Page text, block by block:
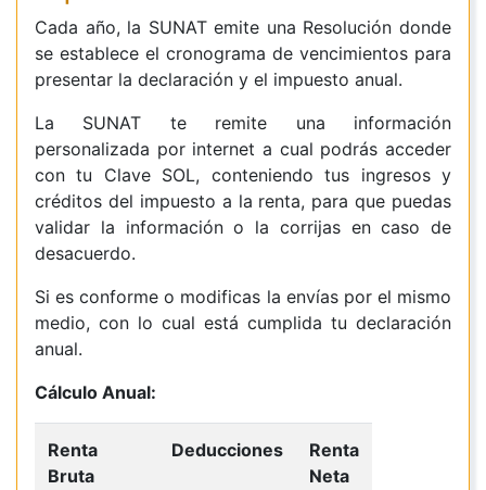
Cada año, la SUNAT emite una Resolución donde
se establece el cronograma de vencimientos para
presentar la declaración y el impuesto anual.
La SUNAT te remite una información
personalizada por internet a cual podrás acceder
con tu Clave SOL, conteniendo tus ingresos y
créditos del impuesto a la renta, para que puedas
validar la información o la corrijas en caso de
desacuerdo.
Si es conforme o modificas la envías por el mismo
medio, con lo cual está cumplida tu declaración
anual.
Cálculo Anual:
Renta
Bruta
Deducciones
Renta
Neta